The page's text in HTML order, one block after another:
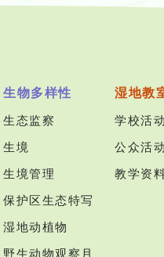
生物多样性
生态监察
生境
生境管理
保护区生态特写
湿地动植物
野生动物观察月
湿地教
学校活动
公众活动
教学资